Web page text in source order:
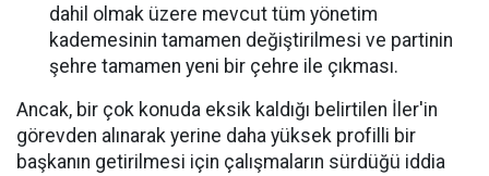
dahil olmak üzere mevcut tüm yönetim
kademesinin tamamen değiştirilmesi ve partinin
şehre tamamen yeni bir çehre ile çıkması.
Ancak, bir çok konuda eksik kaldığı belirtilen İler'in
görevden alınarak yerine daha yüksek profilli bir
başkanın getirilmesi için çalışmaların sürdüğü iddia